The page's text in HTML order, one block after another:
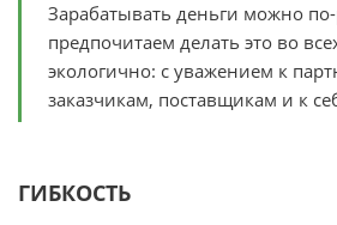
Зарабатывать деньги можно
предпочитаем делать это во
экологично: с уважением к
заказчикам, поставщикам и к
ГИБКОСТЬ